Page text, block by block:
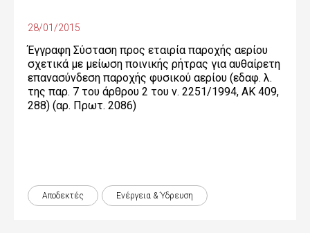
28/01/2015
Έγγραφη Σύσταση προς εταιρία παροχής αερίου
σχετικά με μείωση ποινικής ρήτρας για αυθαίρετη
επανασύνδεση παροχής φυσικού αερίου (εδαφ. λ.
της παρ. 7 του άρθρου 2 του ν. 2251/1994, ΑΚ 409,
288) (αρ. Πρωτ. 2086)
Αποδεκτές Ενέργεια & Ύδρευση